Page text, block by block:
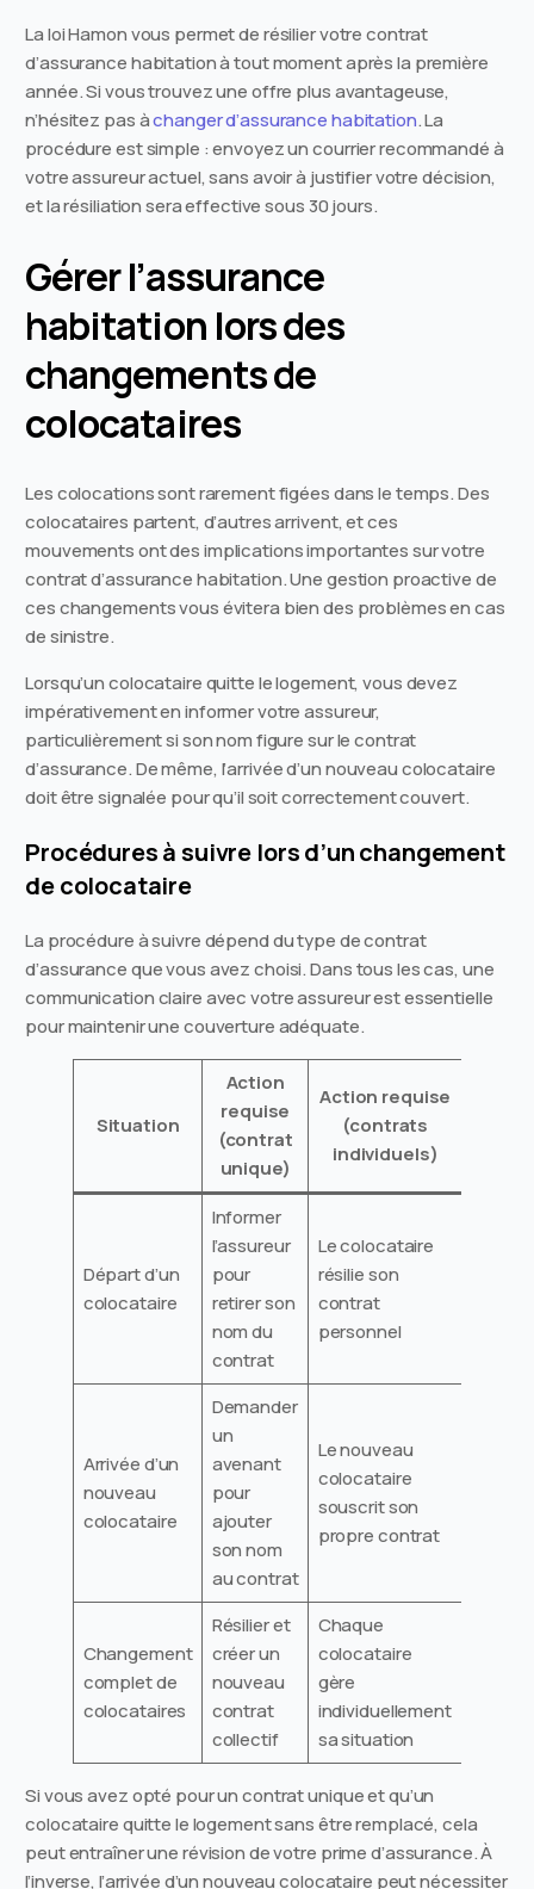
La loi Hamon vous permet de résilier votre contrat
d’assurance habitation à tout moment après la première
année. Si vous trouvez une offre plus avantageuse,
n’hésitez pas àchanger d’assurance habitation. La
procédure est simple : envoyez un courrier recommandé à
votre assureur actuel, sans avoir à justifier votre décision,
et la résiliation sera effective sous 30 jours.
Gérer l’assurance
habitation lors des
changements de
colocataires
Les colocations sont rarement figées dans le temps. Des
colocataires partent, d’autres arrivent, et ces
mouvements ont des implications importantes sur votre
contrat d’assurance habitation. Une gestion proactive de
ces changements vous évitera bien des problèmes en cas
de sinistre.
Lorsqu’un colocataire quitte le logement, vous devez
impérativement en informer votre assureur,
particulièrement si son nom figure sur le contrat
d’assurance. De même, l’arrivée d’un nouveau colocataire
doit être signalée pour qu’il soit correctement couvert.
Procédures à suivre lors d’un changement
de colocataire
La procédure à suivre dépend du type de contrat
d’assurance que vous avez choisi. Dans tous les cas, une
communication claire avec votre assureur est essentielle
pour maintenir une couverture adéquate.
Situation
Action
requise
(contrat
unique)
Action requise
(contrats
individuels)
Départ d’un
colocataire
Informer
l’assureur
pour
retirer son
nom du
contrat
Le colocataire
résilie son
contrat
personnel
Arrivée d’un
nouveau
colocataire
Demander
un
avenant
pour
ajouter
son nom
au contrat
Le nouveau
colocataire
souscrit son
propre contrat
Changement
complet de
colocataires
Résilier et
créer un
nouveau
contrat
collectif
Chaque
colocataire
gère
individuellement
sa situation
Si vous avez opté pour un contrat unique et qu’un
colocataire quitte le logement sans être remplacé, cela
peut entraîner une révision de votre prime d’assurance. À
l’inverse, l’arrivée d’un nouveau colocataire peut nécessiter